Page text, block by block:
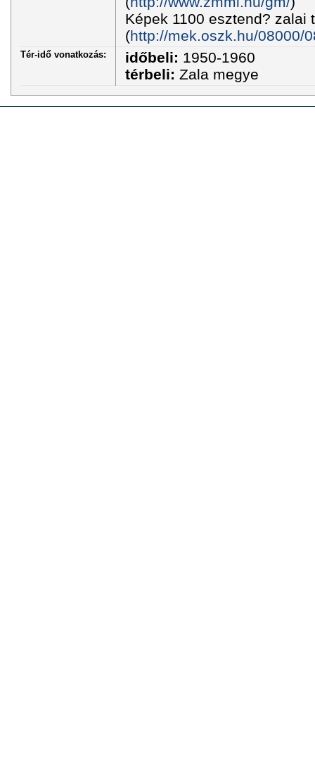
Képek 1100 esztend? zalai
(http://mek.oszk.hu/08000/
Tér-idő vonatkozás: időbeli: 1950-1960
térbeli: Zala megye